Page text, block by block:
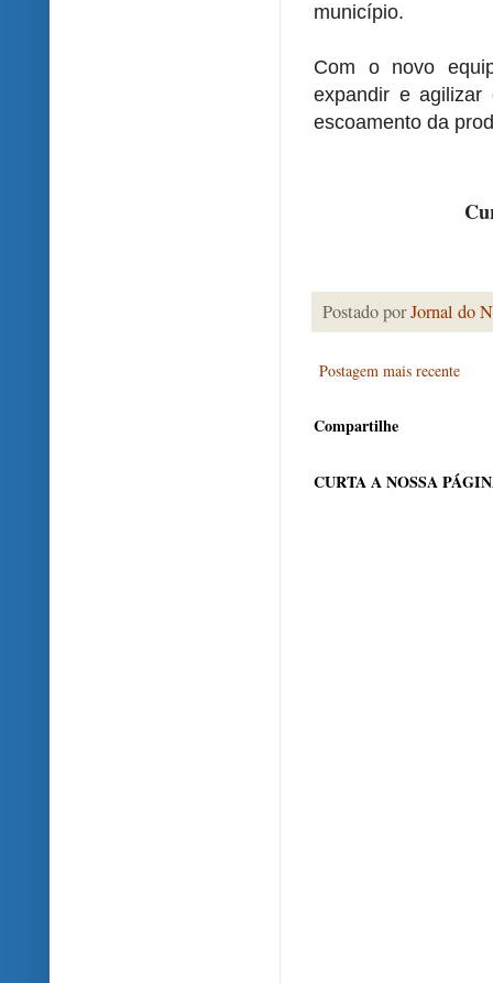
município.
Com o novo
expandir e agilizar
escoamento da
Postado porJornal do
Postagem mais recente
Compartilhe
CURTA A NOSSA